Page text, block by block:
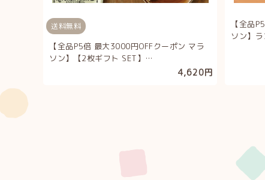
送料無料
【全品P5倍 最大3000円OFFクーポン マラ
ソン】【2枚ギフト SET】…
4,620円
【全品
ソン】